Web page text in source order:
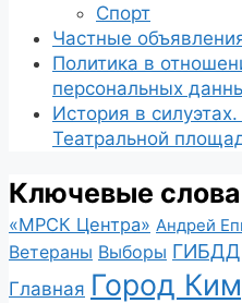
Спорт
Частные
Политика в
персональных
История в
Театральной
Ключевые слова
«МРСК Центра» Андрей
Ветераны Выборы ГИБДД
Главная Город